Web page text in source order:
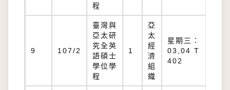
程
9 107/2
臺灣與
亞太研
究全英
語碩士
學位學
程
1
亞
太
經
濟
組
織
星期三：
03,04 T
402